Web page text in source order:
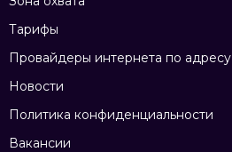
Тарифы
Провайдеры интернета по адресу
Новости
Политика конфиденциальности
Вакансии